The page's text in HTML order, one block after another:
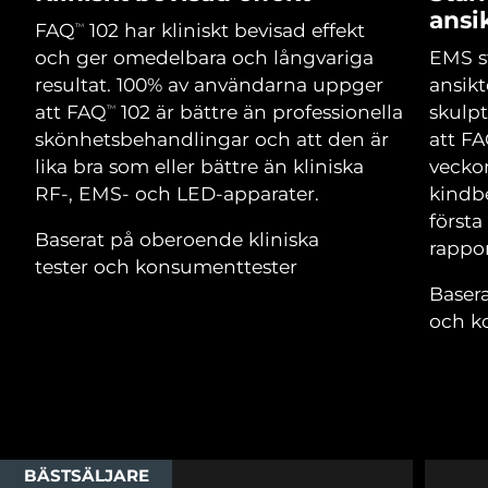
FAQTM
102 har kliniskt bevisad effekt
och ger omedelbara och långvariga
resultat. 100% av användarna uppger
att FAQTM
102 är bättre än professionella
skönhetsbehandlingar och att den är
lika bra som eller bättre än kliniska
RF-, EMS- och LED-apparater.
Baserat på oberoende kliniska
tester och konsumenttester
EMS
att
första
och
BÄSTSÄLJARE
18% PAP
Kosmetika Man
Handla allt
FOREO APP
Israel Förväntad leverans 8/14/26
Italien Förväntad leverans 8/10/26
Japan Förväntad leverans
Jersey
Kazakstan Förväntad leverans 8/12/26
8/10/26